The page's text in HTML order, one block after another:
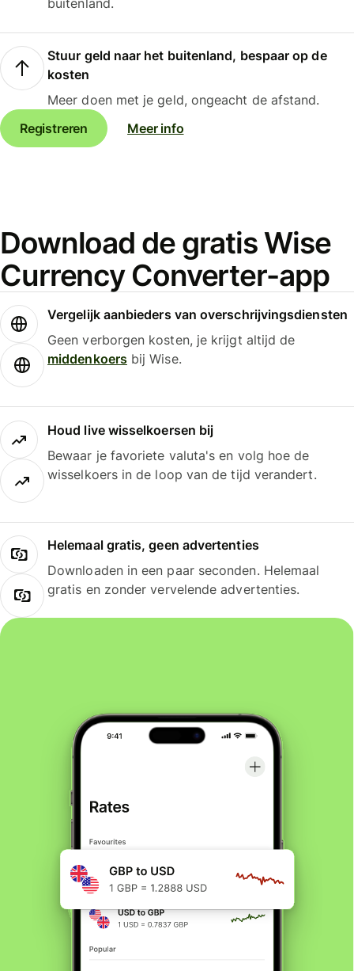
buitenland.
Stuur geld naar het buitenland, bespaar op de
kosten
Meer doen met je geld, ongeacht de afstand.
Registreren
Meer info
Download de gratis Wise
Currency Converter-app
Vergelijk aanbieders van overschrijvingsdiensten
Geen verborgen kosten, je krijgt altijd de
middenkoersbij Wise.
Houd live wisselkoersen bij
Bewaar je favoriete valuta's en volg hoe de
wisselkoers in de loop van de tijd verandert.
Helemaal gratis, geen advertenties
Downloaden in een paar seconden. Helemaal
gratis en zonder vervelende advertenties.